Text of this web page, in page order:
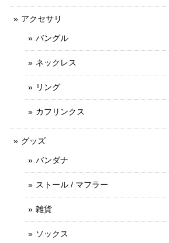
アクセサリ
バングル
ネックレス
リング
カフリンクス
グッズ
バンダナ
ストール / マフラー
雑貨
ソックス